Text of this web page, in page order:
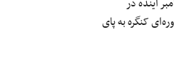
کنگره به پای